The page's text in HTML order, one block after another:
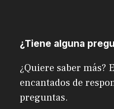
¿Tiene alguna
¿Quiere saber más?
encantados de
preguntas.